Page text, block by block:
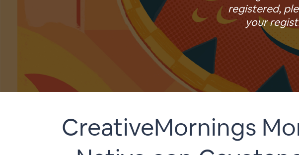
registered,
your
CreativeMornings